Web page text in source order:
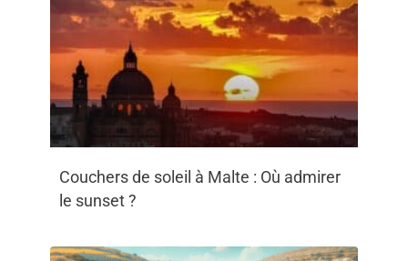
Couchers de soleil à Malte : Où admirer
le sunset ?